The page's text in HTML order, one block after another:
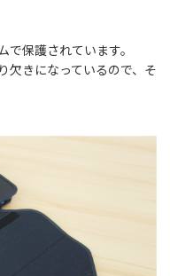
保護されています。
欠きになっているので、そ